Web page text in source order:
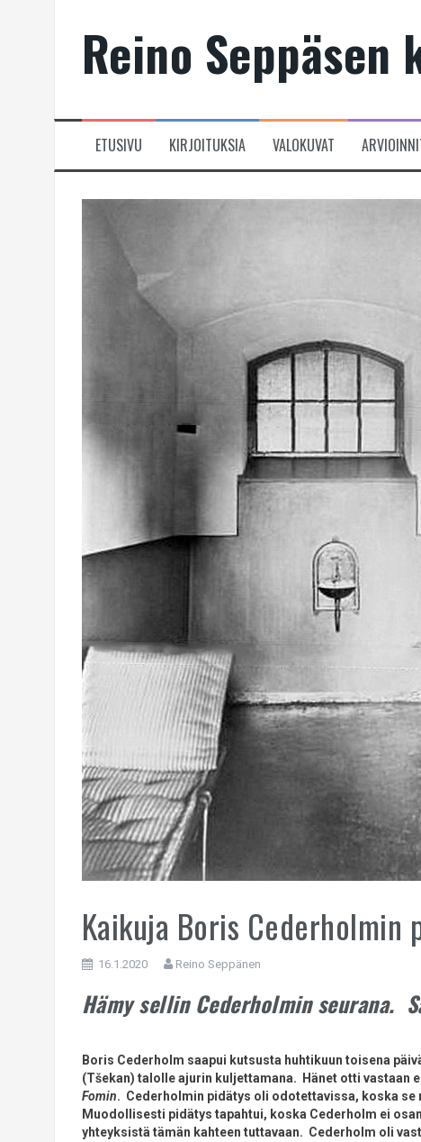
Reino
ETUSIVU KIRJOITUKSIA VALOKUVAT
Kaikuja Boris Cederholmin
16.1.2020 Reino Seppänen
Hämy sellin Cederholmin seurana.
Boris Cederholm saapui kutsusta huhtikuun toisena
(Tšekan) talolle ajurin kuljettamana. Hänet otti
Fomin. Cederholmin pidätys oli odotettavissa, koska
Muodollisesti pidätys tapahtui, koska Cederholm ei
yhteyksistä tämän kahteen tuttavaan. Cederholm oli